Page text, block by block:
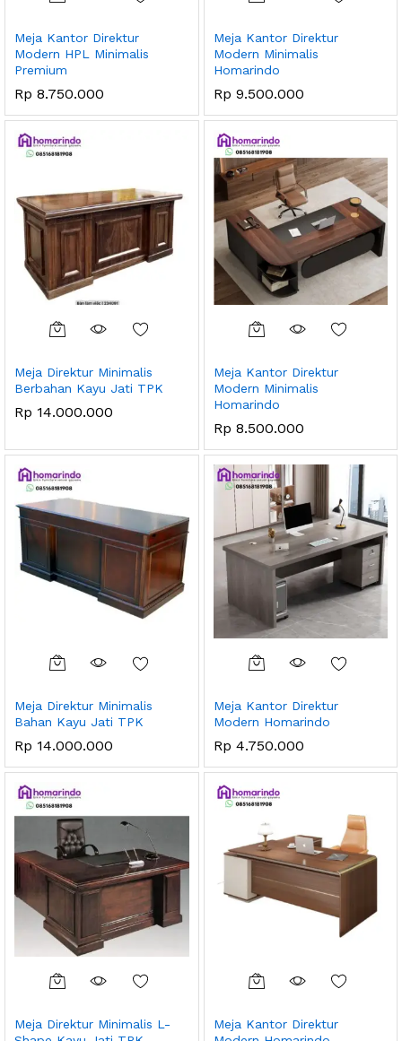
Meja Kantor Direktur
Modern HPL Minimalis
Premium
Rp 8.750.000
Meja Kantor Direktur
Modern Minimalis
Homarindo
Rp 9.500.000
Meja Direktur Minimalis
Berbahan Kayu Jati TPK
Rp 14.000.000
Meja Kantor Direktur
Modern Minimalis
Homarindo
Rp 8.500.000
Meja Direktur Minimalis
Bahan Kayu Jati TPK
Rp 14.000.000
Meja Kantor Direktur
Modern Homarindo
Rp 4.750.000
Meja Direktur Minimalis L-
Meja Kantor Direktur